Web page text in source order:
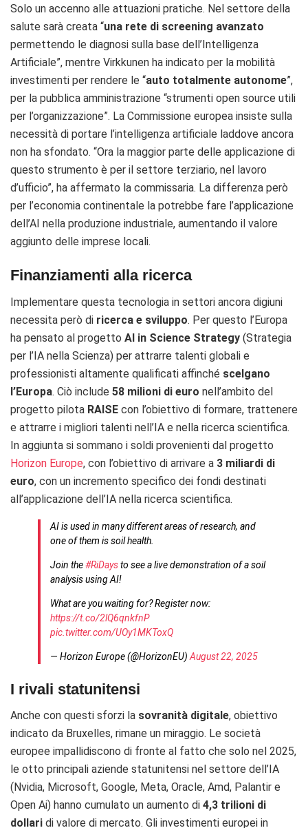
Solo un accenno alle attuazioni pratiche. Nel settore della
salute sarà creata “una rete di screening avanzato
permettendo le diagnosi sulla base dell’Intelligenza
Artificiale”, mentre Virkkunen ha indicato per la mobilità
investimenti per rendere le “auto totalmente autonome”,
per la pubblica amministrazione “strumenti open source utili
per l’organizzazione”. La Commissione europea insiste sulla
necessità di portare l’intelligenza artificiale laddove ancora
non ha sfondato. “Ora la maggior parte delle applicazione di
questo strumento è per il settore terziario, nel lavoro
d’ufficio”, ha affermato la commissaria. La differenza però
per l’economia continentale la potrebbe fare l’applicazione
dell’AI nella produzione industriale, aumentando il valore
aggiunto delle imprese locali.
Finanziamenti alla ricerca
Implementare questa tecnologia in settori ancora digiuni
necessita però di ricerca e sviluppo. Per questo l’Europa
ha pensato al progetto AI in Science Strategy (Strategia
per l’IA nella Scienza) per attrarre talenti globali e
professionisti altamente qualificati affinché scelgano
l’Europa. Ciò include 58 milioni di euro nell’ambito del
progetto pilota RAISE con l’obiettivo di formare, trattenere
e attrarre i migliori talenti nell’IA e nella ricerca scientifica.
In aggiunta si sommano i soldi provenienti dal progetto
Horizon Europe, con l’obiettivo di arrivare a 3 miliardi di
euro, con un incremento specifico dei fondi destinati
all’applicazione dell’IA nella ricerca scientifica.
AI is used in many different areas of research, and
one of them is soil health.
Join the#RiDaysto see a live demonstration of a soil
analysis using AI!
What are you waiting for? Register now:
https://t.co/2lQ6qnkfnP
pic.twitter.com/UOy1MKToxQ
— Horizon Europe (@HorizonEU) August 22, 2025
I rivali statunitensi
Anche con questi sforzi la sovranità digitale, obiettivo
indicato da Bruxelles, rimane un miraggio. Le società
europee impallidiscono di fronte al fatto che solo nel 2025,
le otto principali aziende statunitensi nel settore dell’IA
(Nvidia, Microsoft, Google, Meta, Oracle, Amd, Palantir e
Open Ai) hanno cumulato un aumento di 4,3 trilioni di
dollari di valore di mercato. Gli investimenti europei in